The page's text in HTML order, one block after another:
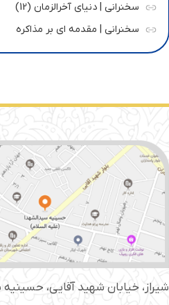
سخنرانی | دنیای آخرالزمان (12)
سخنرانی | مقدمه ای بر مذاکره
شیراز، خیابان شهید آقایی،